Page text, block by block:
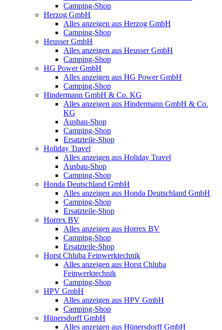
Camping-Shop
Herzog GmbH
Alles anzeigen aus Herzog GmbH
Camping-Shop
Heusser GmbH
Alles anzeigen aus Heusser GmbH
Camping-Shop
HG Power GmbH
Alles anzeigen aus HG Power GmbH
Camping-Shop
Hindermann GmbH & Co. KG
Alles anzeigen aus Hindermann GmbH & Co.
KG
Ausbau-Shop
Camping-Shop
Ersatzteile-Shop
Holiday Travel
Alles anzeigen aus Holiday Travel
Ausbau-Shop
Camping-Shop
Honda Deutschland GmbH
Alles anzeigen aus Honda Deutschland GmbH
Camping-Shop
Ersatzteile-Shop
Horrex BV
Alles anzeigen aus Horrex BV
Camping-Shop
Ersatzteile-Shop
Horst Chluba Feinwerktechnik
Alles anzeigen aus Horst Chluba
Feinwerktechnik
Camping-Shop
HPV GmbH
Alles anzeigen aus HPV GmbH
Camping-Shop
Hünersdorff GmbH
Alles anzeigen aus Hünersdorff GmbH